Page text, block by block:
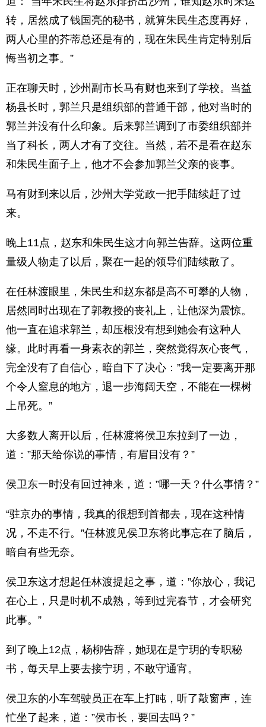
转，居然成了钱国亮的秘书，就算朱民生态度再好，
两人心里的芥蒂总还是有的，现在朱民生肯定特别后
悔当初之事。”
正在聊天时，沙州副市长马有财也来到了学校。当益
杨县长时，郭兰只是组织部的普通干部，他对当时的
郭兰并没有什么印象。后来郭兰调到了市委组织部并
当了科长，两人才有了交往。当然，若不是看在赵东
和朱民生面子上，他才不会参加郭兰父亲的丧事。
马有财到来以后，沙州大学党政一把手陆续赶了过
来。
晚上11点，赵东和朱民生这才向郭兰告辞。这两位重
量级人物走了以后，聚在一起的领导们陆续散了。
在任林渡眼里，朱民生和赵东都是高不可攀的人物，
居然同时出现在了郭教授的丧礼上，让他深为震惊。
他一直在追求郭兰，却压根没有想到她会有这种人
缘。此时再看一身素衣的郭兰，突然觉得灰心丧气，
完全没有了自信心，暗自下了决心：”我一定要离开那
个令人窒息的地方，退一步海阔天空，不能在一棵树
上吊死。”
大多数人离开以后，任林渡将侯卫东拉到了一边，
道：”那天给你说的事情，有眉目没有？”
侯卫东一时没有回过神来，道：”哪一天？什么事情？”
“驻京办的事情，我真的很想到首都去，现在这种情
况，不走不行。”任林渡见侯卫东将此事忘在了脑后，
暗自有些无奈。
侯卫东这才想起任林渡提起之事，道：”你放心，我记
在心上，只是时机不成熟，等到过完春节，才会研究
此事。”
到了晚上12点，杨柳告辞，她现在是宁玥的专职秘
书，每天早上要去接宁玥，不敢守通宵。
侯卫东的小车驾驶员正在车上打盹，听了敲窗声，连
忙坐了起来，道：”侯市长，要回去吗？”